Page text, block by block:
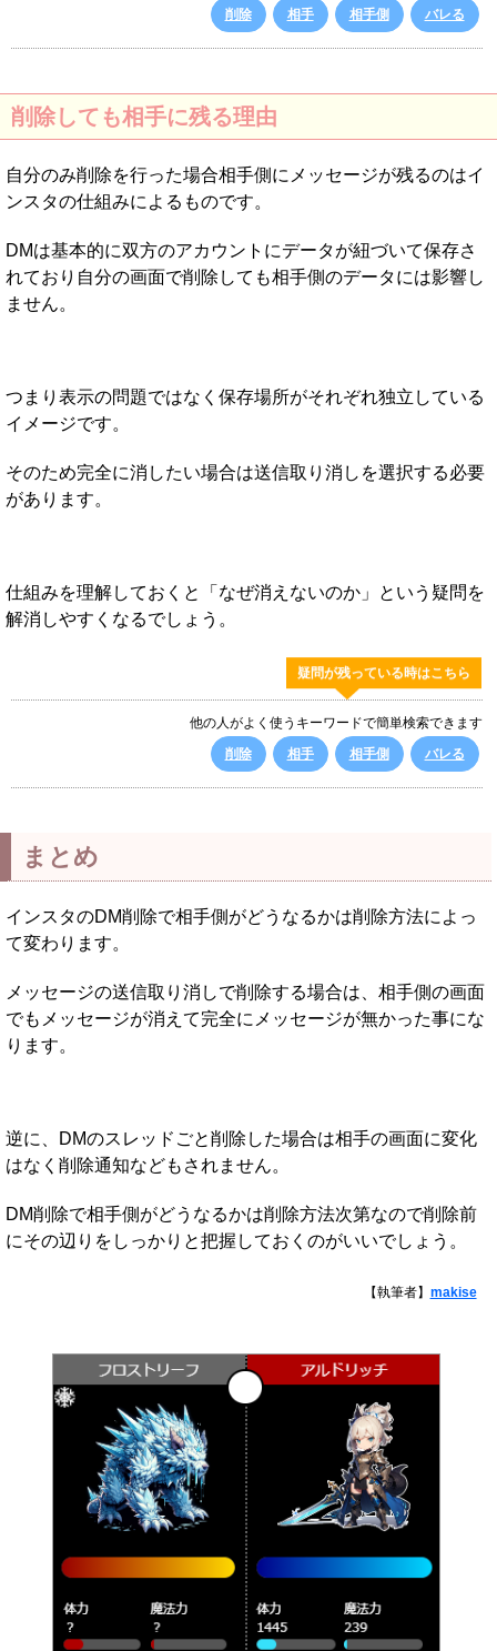
削除 相手 相手側 バレる
削除しても相手に残る理由
自分のみ削除を行った場合相手側にメッセージが残るのはイ
ンスタの仕組みによるものです。
DMは基本的に双方のアカウントにデータが紐づいて保存さ
れており自分の画面で削除しても相手側のデータには影響し
ません。
つまり表示の問題ではなく保存場所がそれぞれ独立している
イメージです。
そのため完全に消したい場合は送信取り消しを選択する必要
があります。
仕組みを理解しておくと「なぜ消えないのか」という疑問を
解消しやすくなるでしょう。
疑問が残っている時はこちら
他の人がよく使うキーワードで簡単検索できます
削除
相手 相手側 バレる
まとめ
インスタのDM削除で相手側がどうなるかは削除方法によっ
て変わります。
メッセージの送信取り消しで削除する場合は、相手側の画面
でもメッセージが消えて完全にメッセージが無かった事にな
ります。
逆に、DMのスレッドごと削除した場合は相手の画面に変化
はなく削除通知などもされません。
DM削除で相手側がどうなるかは削除方法次第なので削除前
にその辺りをしっかりと把握しておくのがいいでしょう。
【執筆者】 makise